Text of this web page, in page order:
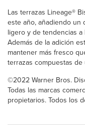
Las terrazas Lineage®
este año, añadiendo un
ligero y de tendencias
Además de la adición
mantener más fresco
terrazas compuestas de
©2022 Warner Bros.
Todas las marcas
propietarios. Todos los